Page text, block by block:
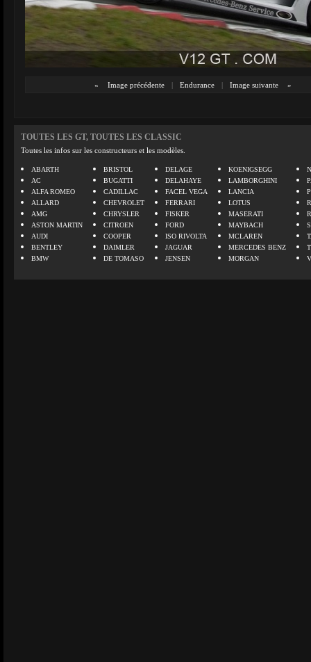
« Image précédente | Endurance | Image suivante »
TOUTES LES GT, TOUTES LES CLASSIC
Toutes les infos sur les constructeurs et les modèles.
ABARTH
AC
ALFA ROMEO
ALLARD
AMG
ASTON MARTIN
AUDI
BENTLEY
BMW
BRISTOL
BUGATTI
CADILLAC
CHEVROLET
CHRYSLER
CITROEN
COOPER
DAIMLER
DE TOMASO
DELAGE
DELAHAYE
FACEL VEGA
FERRARI
FISKER
FORD
ISO RIVOLTA
JAGUAR
JENSEN
KOENIGSEGG
LAMBORGHINI
LANCIA
LOTUS
MASERATI
MAYBACH
MCLAREN
MERCEDES BENZ
MORGAN